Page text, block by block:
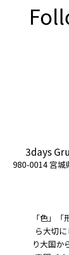
3days
980-0014 宮城
「色」
ら大切
り大国か